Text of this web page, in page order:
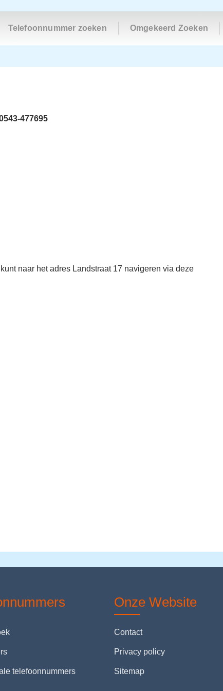
Telefoonnummer zoeken Omgekeerd Zoeken
477695
naar het adres Landstraat 17 navigeren via deze
telefoonnummers
Onze Website
Contact
Privacy policy
Sitemap